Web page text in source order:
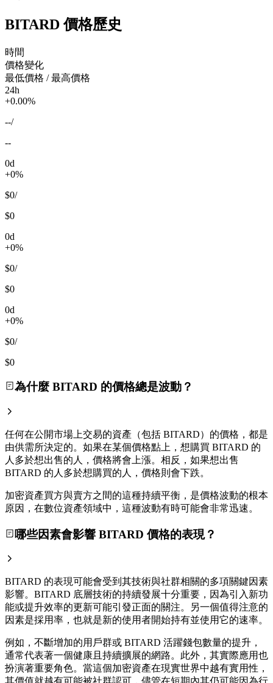
BITARD 價格歷史
時間
價格變化
最低價格 / 最高價格
24h
+0.00%
--/
--
0d
+0%
$0/
$0
0d
+0%
$0/
$0
0d
+0%
$0/
$0
為什麼 BITARD 的價格總是波動？
任何在公開市場上交易的資產（包括 BITARD）的價格，都是
由供需所決定的。如果在某個價格點上，想購買 BITARD 的
人多於想出售的人，價格將會上漲。相反，如果想出售
BITARD 的人多於想購買的人，價格則會下跌。
加密資產買方與賣方之間的這種持續平衡，是價格波動的根本
原因，在數位資產領域中，這種波動有時可能會非常迅速。
哪些因素會影響 BITARD 價格的表現？
BITARD 的表現可能會受到其技術與社群相關的多項關鍵因素
影響。BITARD 底層技術的持續發展十分重要，因為引入新功
能或提升效率的更新可能引發正面的關注。另一個值得注意的
因素是採用率，也就是新的使用者開始持有並使用它的速率。
例如，不斷增加的用戶群或 BITARD 活躍錢包數量的提升，
通常代表著一個健康且持續擴展的網路。此外，其實際應用也
扮演著重要角色。當這個加密資產在現實世界中越有實用性，